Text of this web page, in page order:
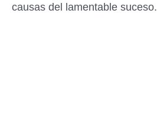
causas del lamentable suceso.